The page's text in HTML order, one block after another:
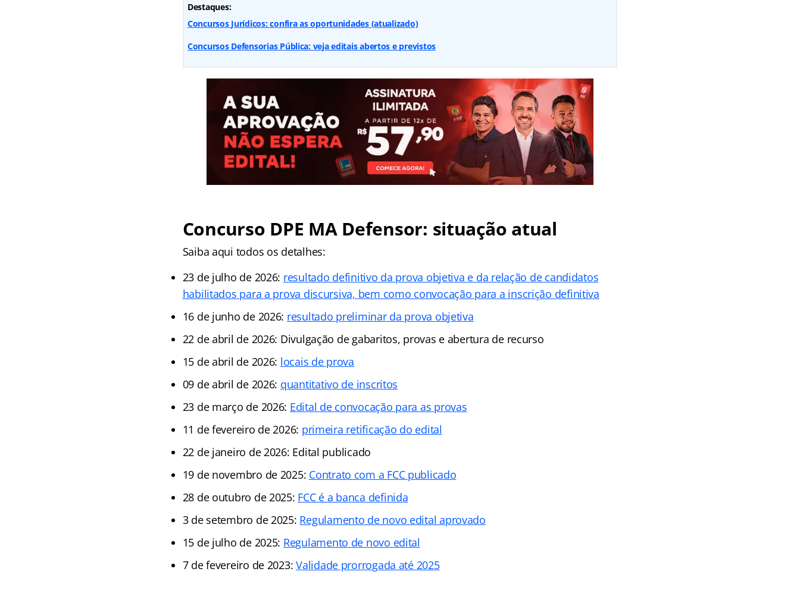
Destaques:
Concursos Jurídicos: confira as oportunidades (atualizado)
Concursos Defensorias Pública: veja editais abertos e previstos
Concurso DPE MA Defensor: situação atual
Saiba aqui todos os detalhes:
23 de julho de 2026: resultado definitivo da prova objetiva e da relação de candidatos
habilitados para a prova discursiva, bem como convocação para a inscrição definitiva
16 de junho de 2026: resultado preliminar da prova objetiva
22 de abril de 2026: Divulgação de gabaritos, provas e abertura de recurso
15 de abril de 2026: locais de prova
09 de abril de 2026: quantitativo de inscritos
23 de março de 2026: Edital de convocação para as provas
11 de fevereiro de 2026: primeira retificação do edital
22 de janeiro de 2026: Edital publicado
19 de novembro de 2025: Contrato com a FCC publicado
28 de outubro de 2025: FCC é a banca definida
3 de setembro de 2025: Regulamento de novo edital aprovado
15 de julho de 2025: Regulamento de novo edital
7 de fevereiro de 2023:Validade prorrogada até 2025